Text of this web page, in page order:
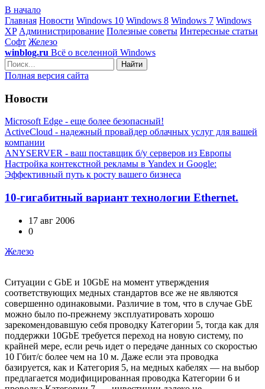
В начало
Главная Новости Windows 10 Windows 8 Windows 7 Windows
XP Администрирование Полезные советы Интересные статьи
Софт Железо
winblog.ru Всё о вселенной Windows
Найти
Полная версия сайта
Новости
Microsoft Edge - еще более безопасный!
ActiveCloud - надежный провайдер облачных услуг для вашей
компании
ANYSERVER - ваш поставщик б/у серверов из Европы
Настройка контекстной рекламы в Yandex и Google:
Эффективный путь к росту вашего бизнеса
10-гигабитный вариант технологии Ethernet.
17 авг 2006
0
Железо
Ситуации с GbE и 10GbE на момент утверждения
соответствующих медных стандартов все же не являются
совершенно одинаковыми. Различие в том, что в случае GbE
можно было по-прежнему эксплуатировать хорошо
зарекомендовавшую себя проводку Категории 5, тогда как для
поддержки 10GbE требуется переход на новую систему, по
крайней мере, если речь идет о передаче данных со скоростью
10 Гбит/с более чем на 10 м. Даже если эта проводка
базируется, как и Категория 5, на медных кабелях — на выбор
предлагается модифицированная проводка Категории 6 и